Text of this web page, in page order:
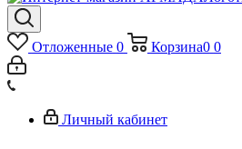
Отложенные 0 Корзина0 0
Личный кабинет